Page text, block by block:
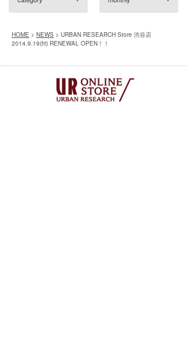
HOME > NEWS > URBAN RESEARCH Store 渋谷店
2014.9.19(fri) RENEWAL OPEN！！